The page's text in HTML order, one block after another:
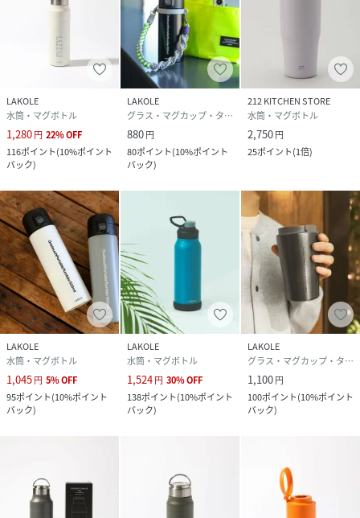
LAKOLE
水筒・マグボトル
1,280円 22%OFF
116ポイント(10%ポイント
バック)
LAKOLE
グラス・マグカップ・タンブラー
880円
80ポイント(10%ポイント
バック)
212 KITCHEN STORE
水筒・マグボトル
2,750円
25ポイント(1倍)
LAKOLE
水筒・マグボトル
1,045円 5%OFF
95ポイント(10%ポイント
バック)
LAKOLE
水筒・マグボトル
1,524円 30%OFF
138ポイント(10%ポイント
バック)
LAKOLE
グラス・マグカップ・タンブラー
1,100円
100ポイント(10%ポイント
バック)